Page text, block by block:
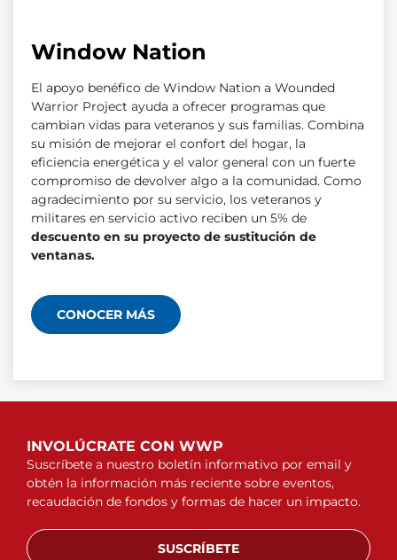
Window Nation
El apoyo benéfico de Window Nation a Wounded
Warrior Project ayuda a ofrecer programas que
cambian vidas para veteranos y sus familias. Combina
su misión de mejorar el confort del hogar, la
eficiencia energética y el valor general con un fuerte
compromiso de devolver algo a la comunidad. Como
agradecimiento por su servicio, los veteranos y
militares en servicio activo reciben un 5% de
descuento en su proyecto de sustitución de
ventanas.
CONOCER MÁS
INVOLÚCRATE CON WWP
Suscríbete a nuestro boletín informativo por email y
obtén la información más reciente sobre eventos,
recaudación de fondos y formas de hacer un impacto.
SUSCRÍBETE